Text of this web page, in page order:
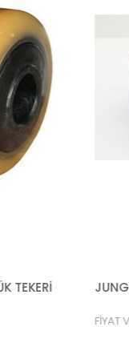
TEKERİ
FİYAT